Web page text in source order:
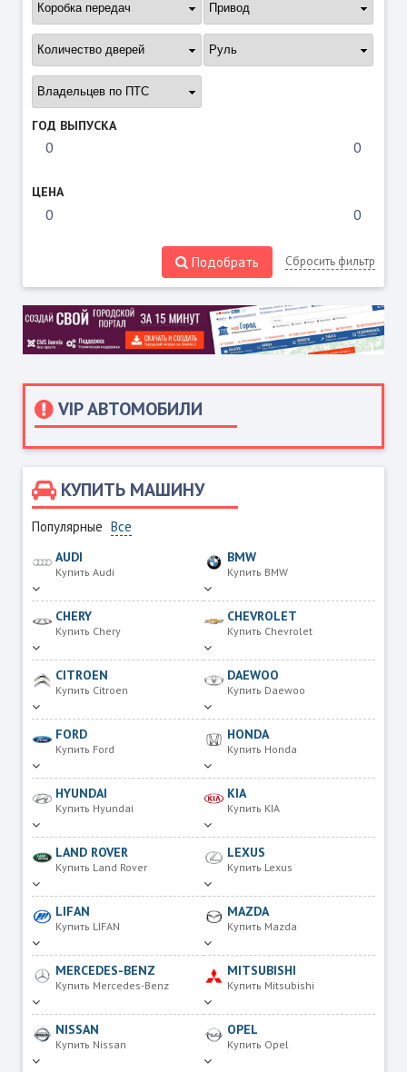
VIP АВТОМОБИЛИ
КУПИТЬ МАШИНУ
Популярные Все
AUDI
Купить Audi
BMW
Купить BMW
CHERY
Купить Chery
CHEVROLET
Купить Chevrolet
CITROEN
Купить Citroen
DAEWOO
Купить Daewoo
FORD
Купить Ford
HONDA
Купить Honda
HYUNDAI
Купить Hyundai
KIA
Купить KIA
LAND ROVER
Купить Land Rover
LEXUS
Купить Lexus
LIFAN
Купить LIFAN
MAZDA
Купить Mazda
MERCEDES-BENZ
Купить Mercedes-Benz
MITSUBISHI
Купить Mitsubishi
NISSAN
Купить Nissan
OPEL
Купить Opel
ГОД ВЫПУСКА
ЦЕНА
Подобрать Сбросить фильтр